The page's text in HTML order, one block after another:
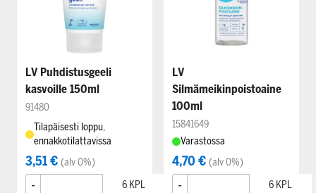
LV Puhdistusgeeli
kasvoille 150ml
91480
Tilapäisesti loppu,
ennakkotilattavissa
3,51 € (alv 0%)
-
LV
Silmämeikinpoistoaine
100ml
15841649
Varastossa
4,70 € (alv 0%)
-